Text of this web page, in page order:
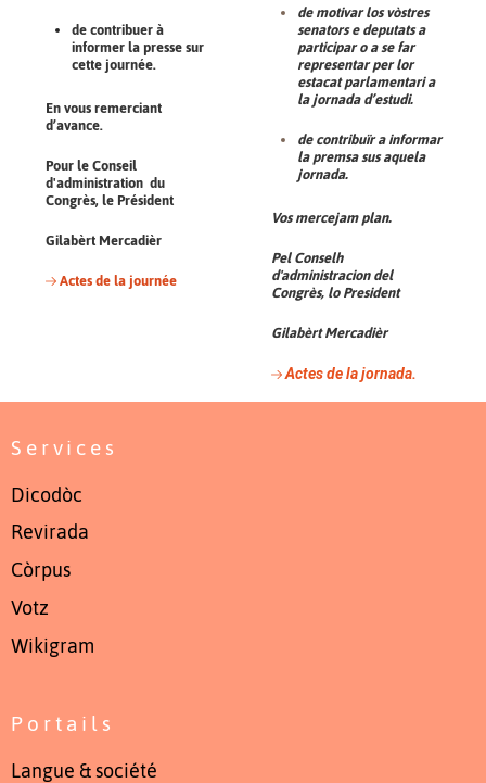
de contribuer à
informer la presse sur
cette journée.
En vous remerciant
d’avance.
Pour le Conseil
d'administration du
Congrès, le Président
Gilabèrt Mercadièr
Actes de la journée
de motivar los vòstres
senators e deputats a
participar o a se far
representar per lor
estacat parlamentari a
la jornada d’estudi.
de contribuïr a informar
la premsa sus aquela
jornada.
Vos mercejam plan.
Pel Conselh
d'administracion del
Congrès, lo President
Gilabèrt Mercadièr
Actes de la jornada.
Services
Dicodòc
Revirada
Còrpus
Votz
Wikigram
Portails
Langue & société